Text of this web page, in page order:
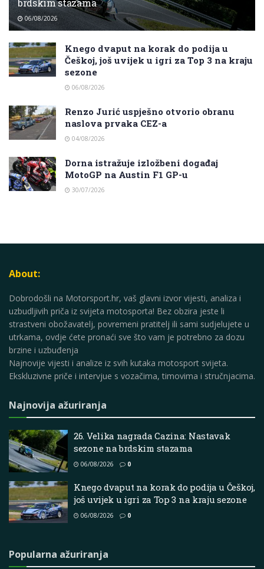
brdskim stazama
06/08/2026
Knego dvaput na korak do podija u
Češkoj, još uvijek u igri za Top 3 na kraju
sezone
06/08/2026
Renzo Jurić uspješno otvorio obranu
naslova prvaka CEZ-a
04/08/2026
Dorna istražuje izložbeni događaj
MotoGP na Austin F1 GP-u
30/07/2026
About:
Dobrodošli na Motorsport.hr, vaš glavni izvor vijesti, analiza i
uzbudljivih priča iz svijeta motosporta! Bez obzira jeste li
strastveni obožavatelj, povremeni pratitelj ili sami sudjelujete u
utrkama, ovdje ćete pronaći sve što vam je potrebno za dozu
brzine i uzbuđenja
Najnovije vijesti i analize iz svih kutaka motosport svijeta.
Ekskluzivne priče i intervjue s vozačima, timovima i stručnjacima.
Najnovija ažuriranja
26. Velika nagrada Cazina: Nastavak
sezone na brdskim stazama
06/08/2026 0
Knego dvaput na korak do podija u Češkoj,
još uvijek u igri za Top 3 na kraju sezone
06/08/2026 0
Popularna ažuriranja